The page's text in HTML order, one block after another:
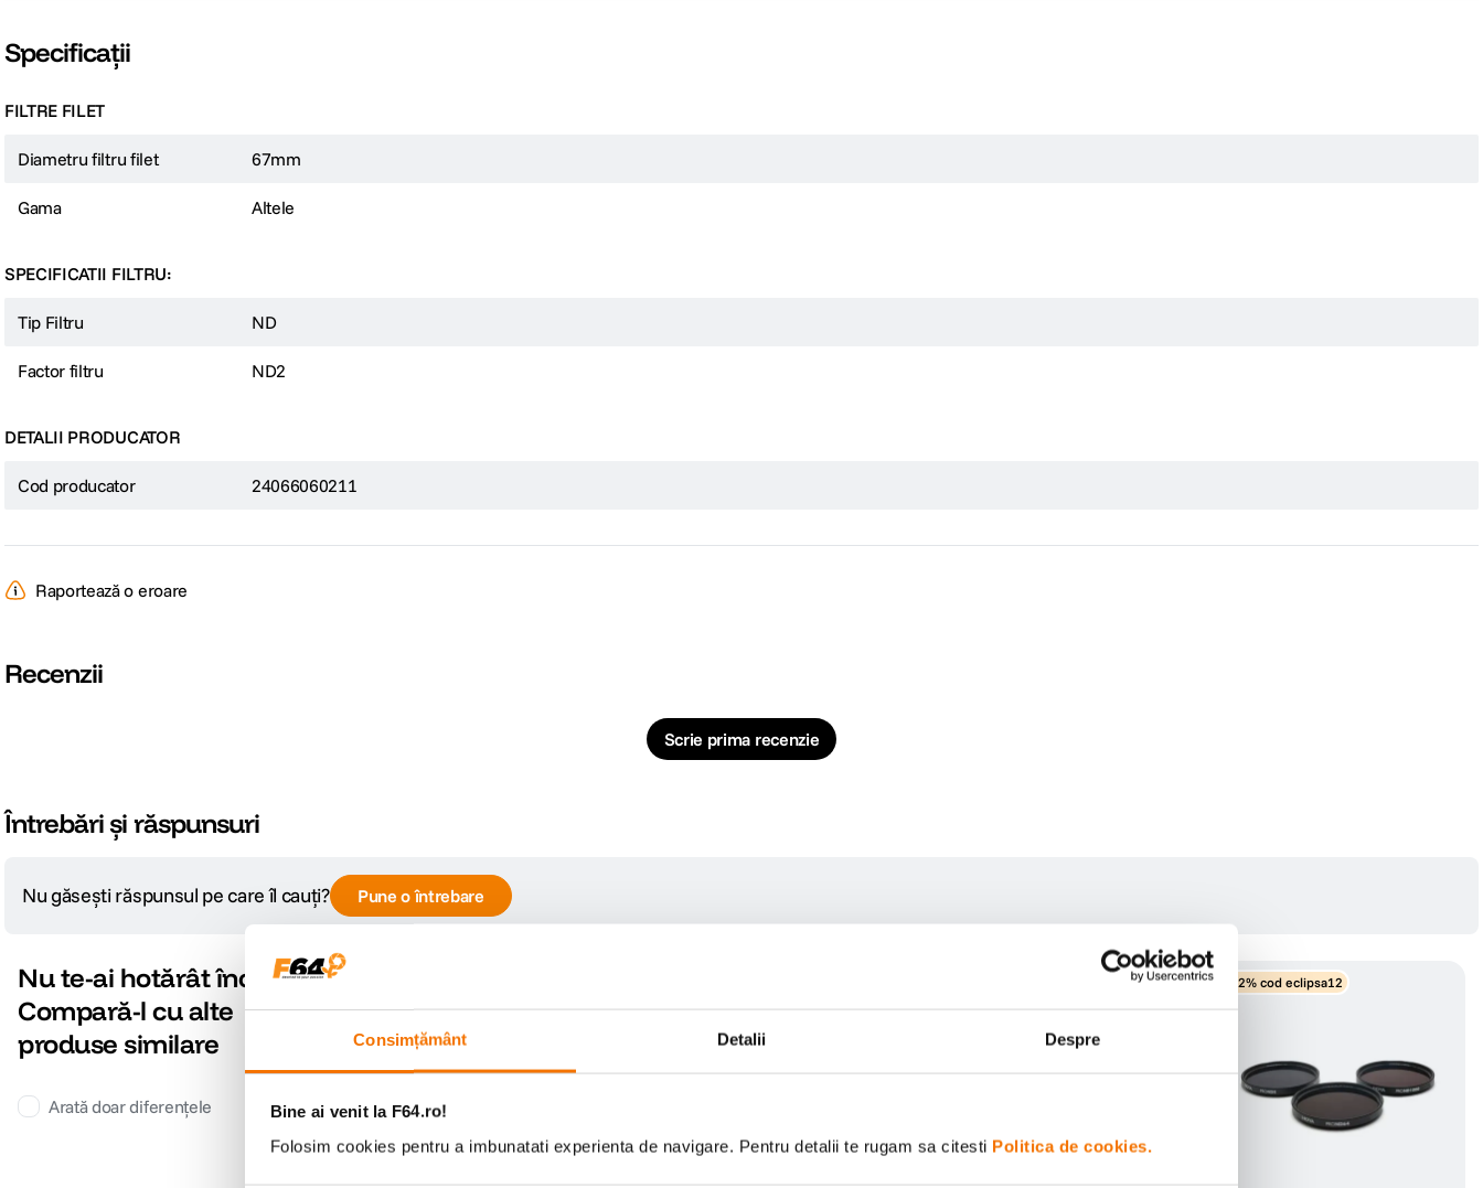
Consimțământ Detalii Despre
Bine ai venit la F64.ro!
Folosim cookies pentru a imbunatati experienta de navigare. Pentru detalii te rugam sa citesti Politica de cookies.
Specificații
FILTRE FILET
Diametru filtru filet 67mm
Gama Altele
SPECIFICATII FILTRU:
Tip Filtru ND
Factor filtru ND2
DETALII PRODUCATOR
Cod producator 24066060211
Raportează o eroare
Recenzii
Scrie prima recenzie
Întrebări și răspunsuri
Nu găsești răspunsul pe care îl cauți? Pune o întrebare
Nu te-ai hotărât încă?
Compară-l cu alte
produse similare
Arată doar diferențele
-12% cod eclipsa12 -12% cod eclipsa12